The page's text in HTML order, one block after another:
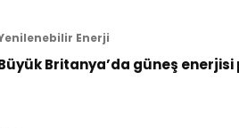
Enerji
Britanya’da güneş